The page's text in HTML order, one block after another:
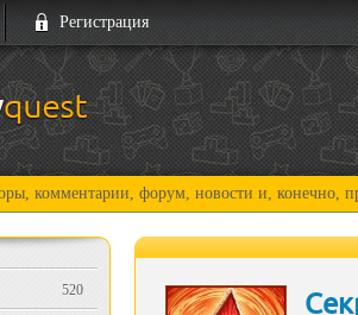
Регистрация
форум, новости и, конечно, прохождения!
520